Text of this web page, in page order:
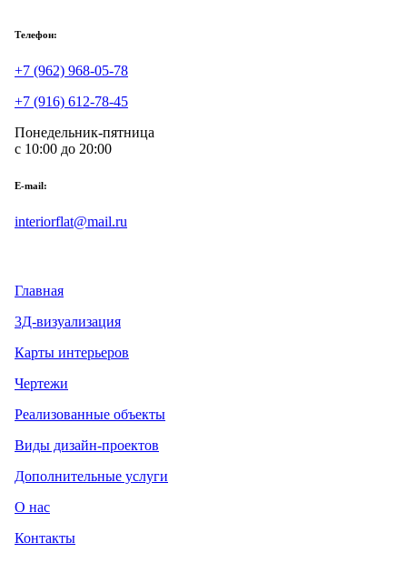
Телефон:
+7 (962) 968-05-78
+7 (916) 612-78-45
Понедельник-пятница
с 10:00 до 20:00
E-mail:
interiorflat@mail.ru
Главная
3Д-визуализация
Карты интерьеров
Чертежи
Реализованные объекты
Виды дизайн-проектов
Дополнительные услуги
О нас
Контакты